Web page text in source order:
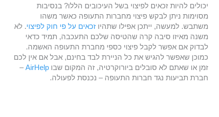
יכולים להיות זכאים לפיצוי בשל העיכובים הללו? בנסיבות
מסוימות ניתן לבקש פיצוי מחברות התעופה כאשר משהו
משתבש. למעשה, ייתכן אפילו שתהיוזכאים על פי חוק לפיצוי. לא
משנה מאיזו סיבה קרה שהטיסה שלכם התעכבה, תמיד כדאי
לבדוק אם אפשר לקבל פיצוי כספי מחברת התעופה האשמה.
כמוכן שאפשר להגיש את כל הניירת לבד בחינם, אבל אם אין לכם
זמן או שאתם לא סובלים ביורוקרטיה, זה המקום שבוAirHelp
–
חברת תביעות נגד חברות התעופה – נכנסת לפעולה.